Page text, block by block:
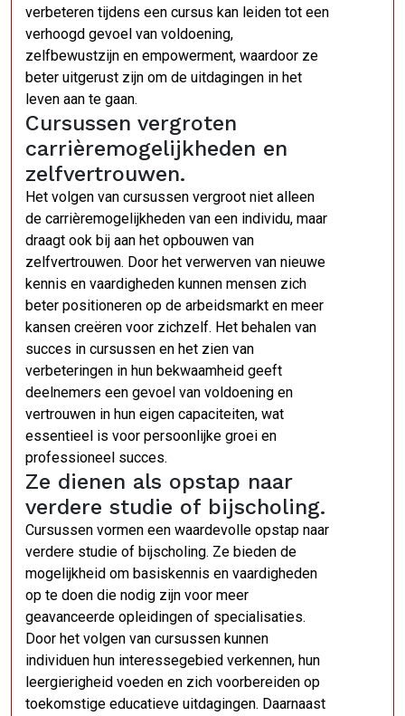
verbeteren tijdens een cursus kan leiden tot een
verhoogd gevoel van voldoening,
zelfbewustzijn en empowerment, waardoor ze
beter uitgerust zijn om de uitdagingen in het
leven aan te gaan.
Cursussen vergroten
carrièremogelijkheden en
zelfvertrouwen.
Het volgen van cursussen vergroot niet alleen
de carrièremogelijkheden van een individu, maar
draagt ook bij aan het opbouwen van
zelfvertrouwen. Door het verwerven van nieuwe
kennis en vaardigheden kunnen mensen zich
beter positioneren op de arbeidsmarkt en meer
kansen creëren voor zichzelf. Het behalen van
succes in cursussen en het zien van
verbeteringen in hun bekwaamheid geeft
deelnemers een gevoel van voldoening en
vertrouwen in hun eigen capaciteiten, wat
essentieel is voor persoonlijke groei en
professioneel succes.
Ze dienen als opstap naar
verdere studie of bijscholing.
Cursussen vormen een waardevolle opstap naar
verdere studie of bijscholing. Ze bieden de
mogelijkheid om basiskennis en vaardigheden
op te doen die nodig zijn voor meer
geavanceerde opleidingen of specialisaties.
Door het volgen van cursussen kunnen
individuen hun interessegebied verkennen, hun
leergierigheid voeden en zich voorbereiden op
toekomstige educatieve uitdagingen. Daarnaast